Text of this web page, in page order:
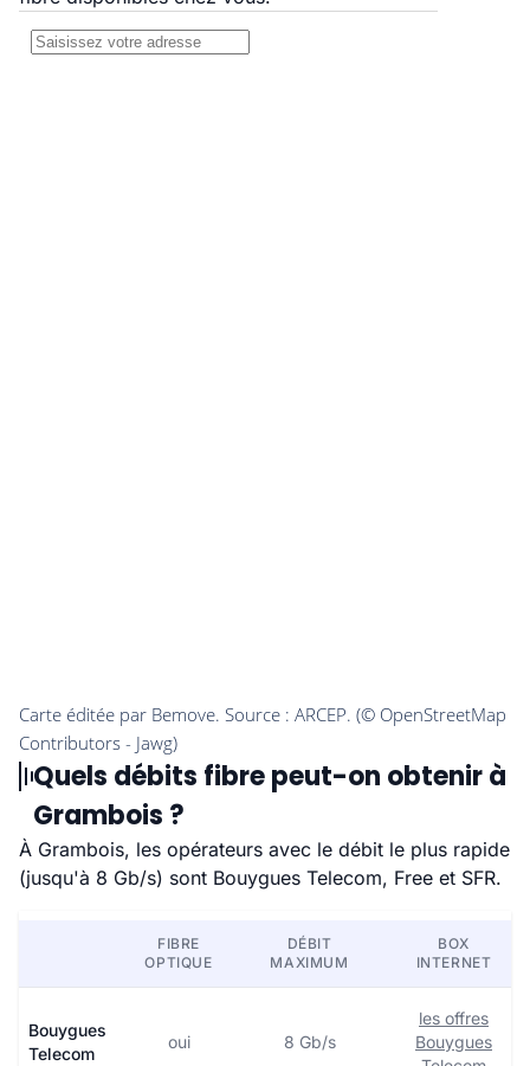
Quels débits fibre peut-on obtenir à
Grambois ?
À Grambois, les opérateurs avec le débit le plus rapide
(jusqu'à 8 Gb/s) sont Bouygues Telecom, Free et SFR.
FIBRE
OPTIQUE
DÉBIT
MAXIMUM
BOX
INTERNET
Bouygues
Telecom
oui 8 Gb/s
les offres
Bouygues